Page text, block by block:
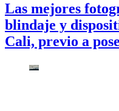
Las mejores
blindaje y
Cali, previo a